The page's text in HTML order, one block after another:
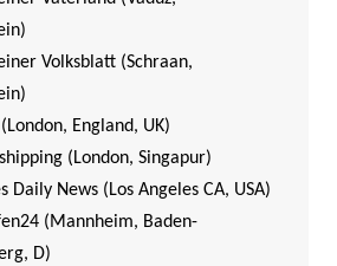
Volksblatt (Schraan,
England, UK)
(London, Singapur)
Daily News (Los Angeles CA, USA)
(Mannheim, Baden-
D)